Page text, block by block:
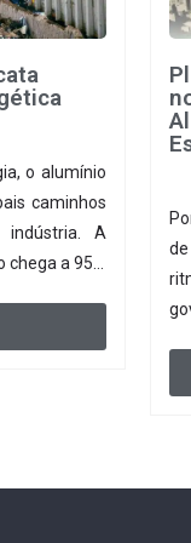
o alumínio
caminhos
indústria. A
a 95%
limpo, no
de